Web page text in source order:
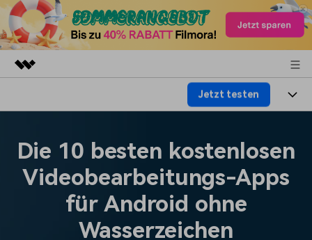
Dienstprogramme
Überblick
Lösungen
Presseraum
Jetzt testen
Plattformen
Funktionen
Die 10 besten kostenlosen
Videobearbeitungs-Apps
für Android ohne
Wasserzeichen